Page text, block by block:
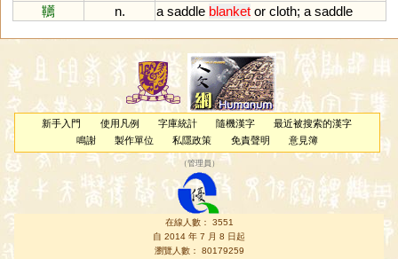
韉
n. a saddle blanket or cloth; a saddle
新手入門 使用凡例 字庫統計 隨機漢字
最近被搜索的漢字
鳴謝
製作單位 私隱政策 免責聲明 意見簿
（管理員 ）
在線人數： 3551
自 2014 年 7 月 8 日起
瀏覽人數： 80179259